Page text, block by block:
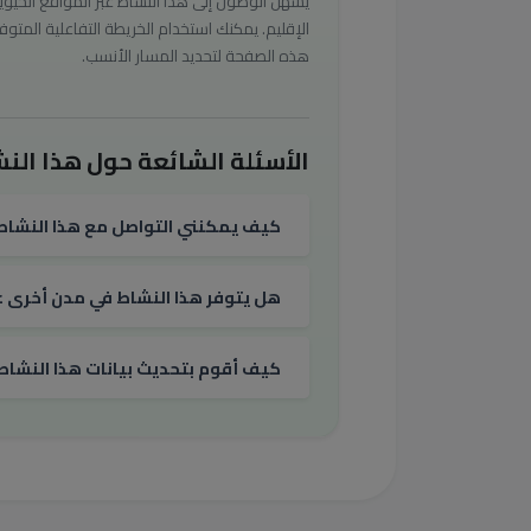
الإقليم. يمكنك استخدام الخريطة التفاعلية
هذه الصفحة لتحديد المسار الأنسب.
الأسئلة الشائعة حول هذا
كيف يمكنني التواصل مع هذا
هل يتوفر هذا النشاط في مدن أخرى
كيف أقوم بتحديث بيانات هذا